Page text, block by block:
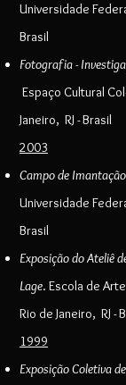
Universidade
Brasil
Fotografia -
Espaço Cultural
Janeiro, RJ - Brasil
2003
Campo de Imantação
Universidade
Brasil
Exposição do Ateliê
Lage. Escola de
Rio de Janeiro, RJ -
1999
Exposição Coletiva